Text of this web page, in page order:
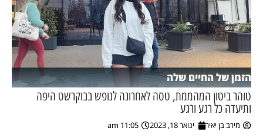
הזמן של החיים שלה
טוהר ביטון המהממת, טסה לאחרונה לנופש בבוקרשט היפה
ותיעדה כל רגע ורגע
מירב בן יאיר ינואר 18, 2023 11:05 am